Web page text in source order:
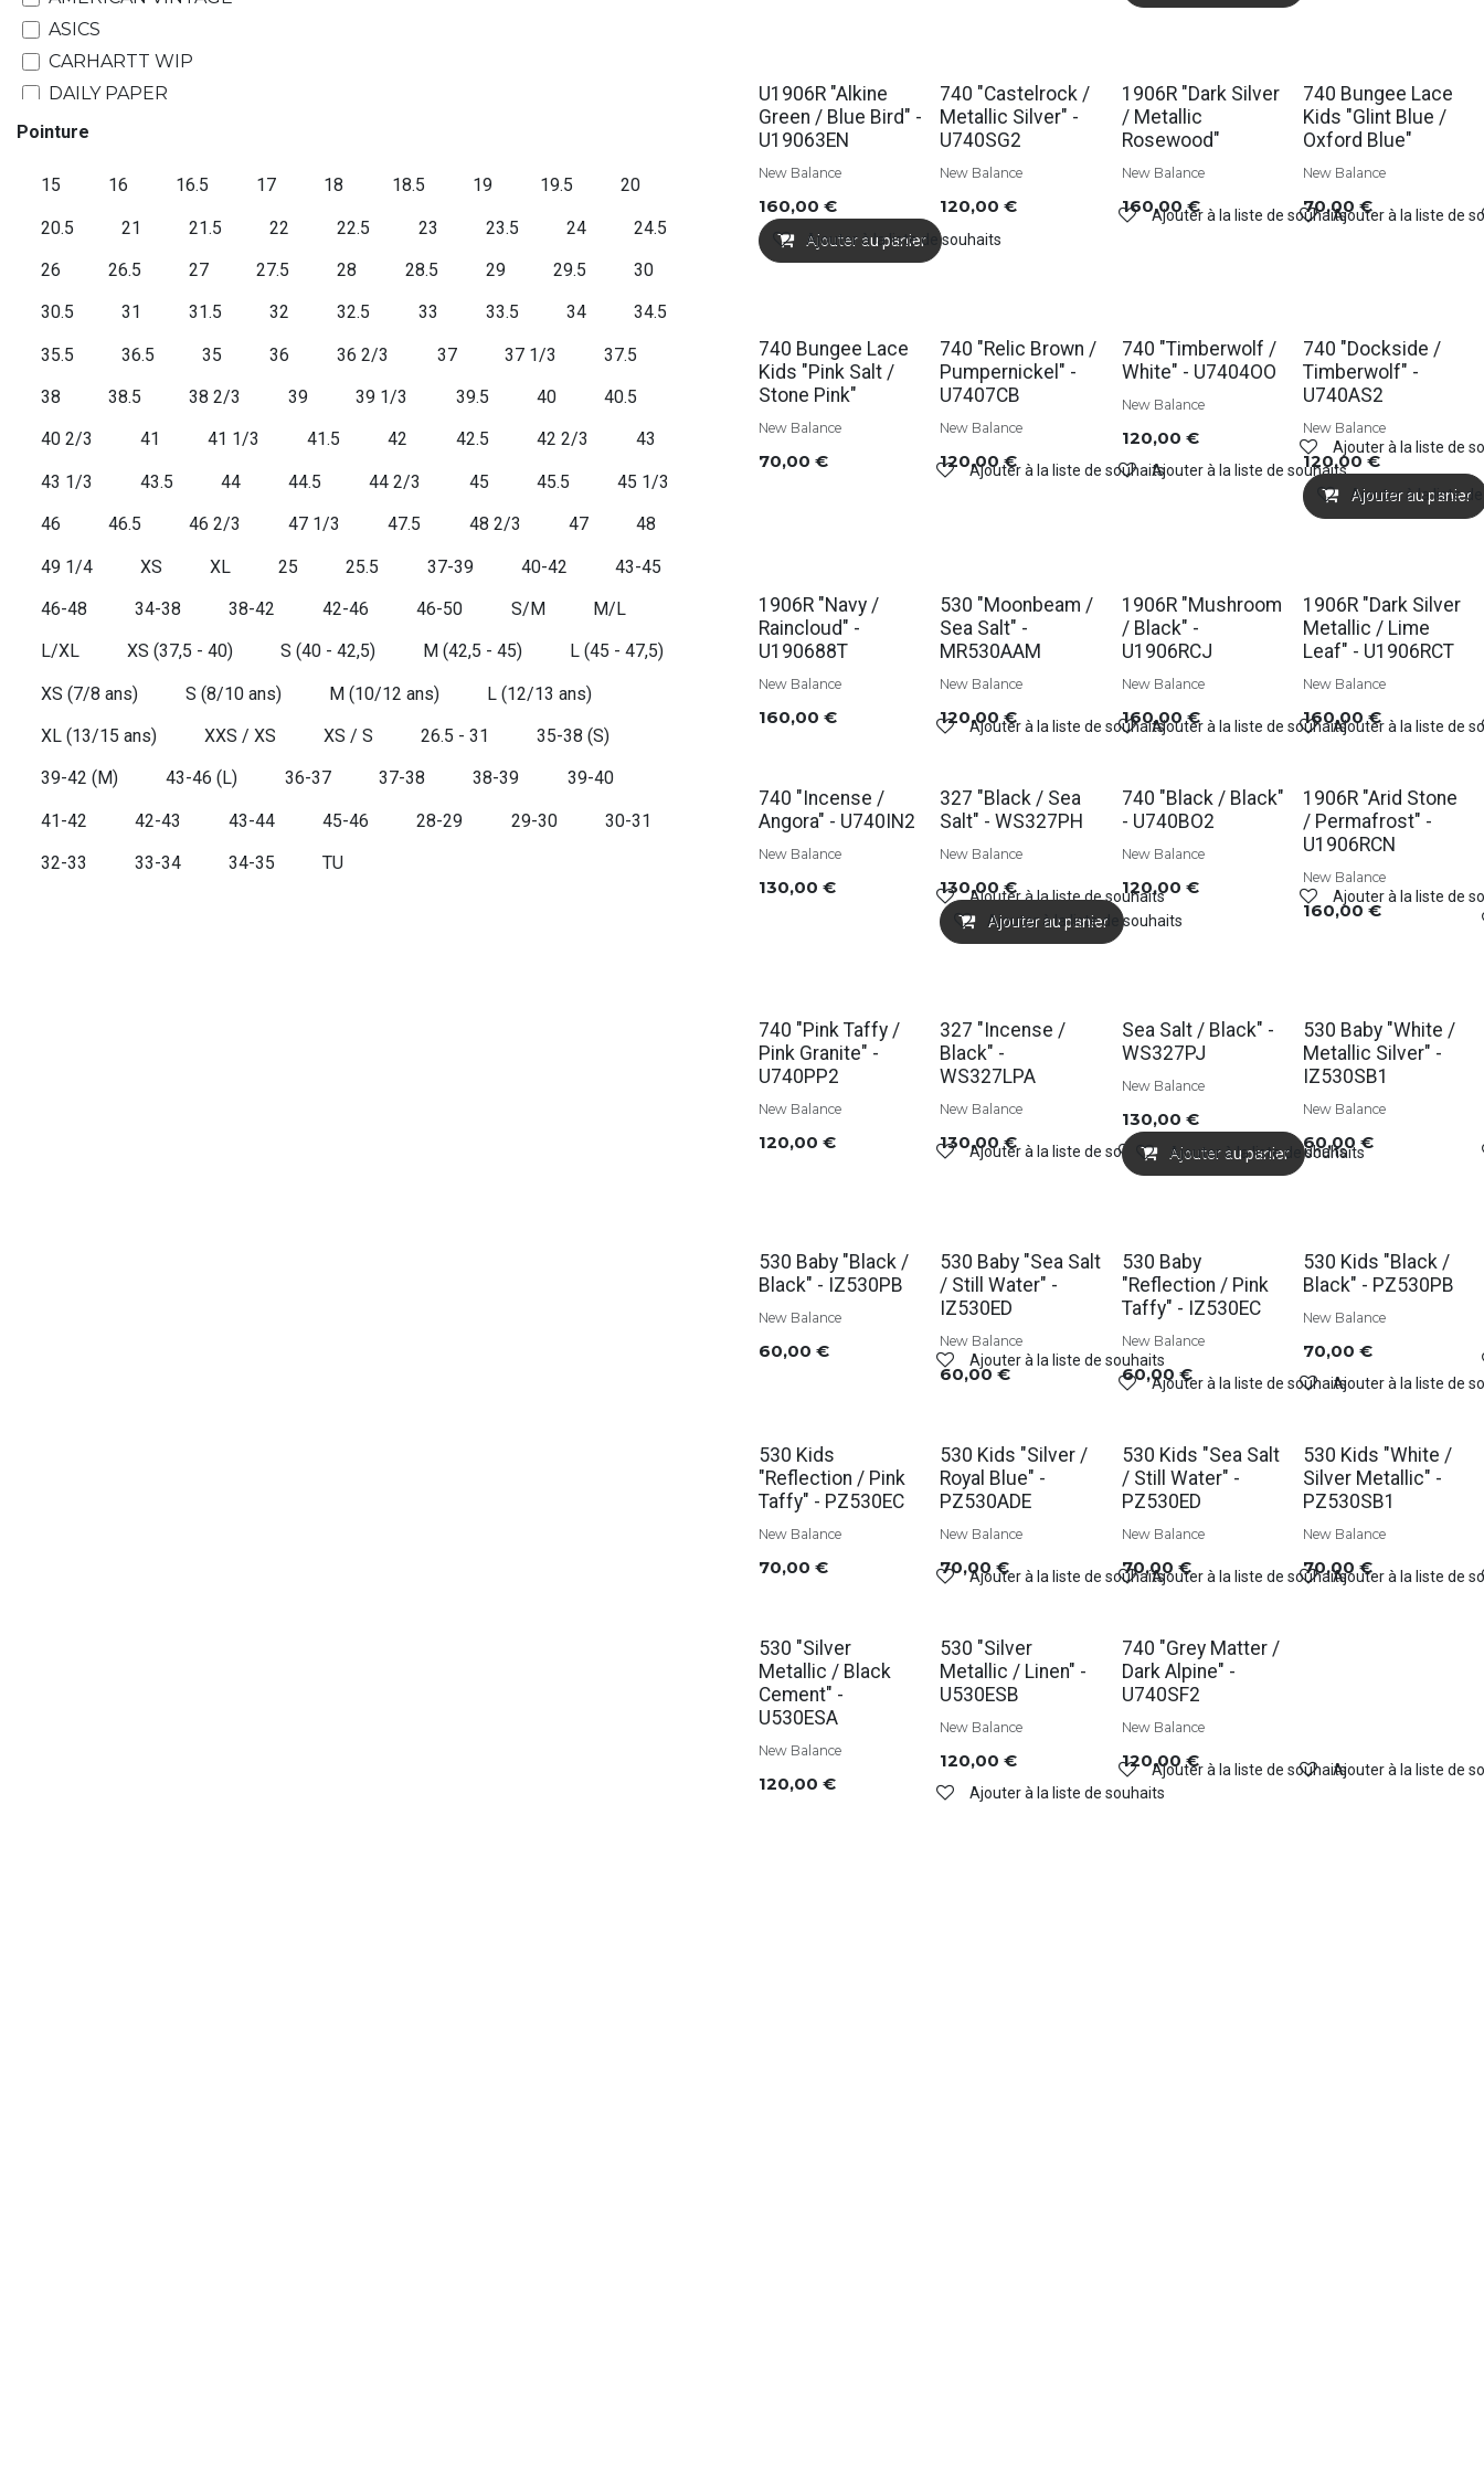
ASICS
CARHARTT WIP
DAILY PAPER
GRAMICCI
VON DUTCH
ON VACATION
TIMBERLAND
NEW ERA
PUMA
DIADORA
STAPLE
Pointure
15 16 16.5 17 18 18.5 19 19.5 20
20.5 21 21.5 22 22.5 23 23.5 24 24.5
26 26.5 27 27.5 28 28.5 29 29.5 30
30.5 31 31.5 32 32.5 33 33.5 34 34.5
35.5 36.5 35 36 36 2/3 37 37 1/3 37.5
38 38.5 38 2/3 39 39 1/3 39.5 40 40.5
40 2/3 41 41 1/3 41.5 42 42.5 42 2/3 43
43 1/3 43.5 44 44.5 44 2/3 45 45.5 45 1/3
46 46.5 46 2/3 47 1/3 47.5 48 2/3 47 48
49 1/4 XS XL 25 25.5 37-39 40-42 43-45
46-48 34-38 38-42 42-46 46-50 S/M M/L
L/XL XS (37,5 - 40) S (40 - 42,5) M (42,5 - 45) L (45 - 47,5)
XS (7/8 ans) S (8/10 ans) M (10/12 ans) L (12/13 ans)
XL (13/15 ans) XXS / XS XS / S 26.5 - 31 35-38 (S)
39-42 (M) 43-46 (L) 36-37 37-38 38-39 39-40
41-42 42-43 43-44 45-46 28-29 29-30 30-31
32-33 33-34 34-35 TU
Soldes
U1906R "Alkine
Green / Blue Bird" -
U19063EN
New Balance
160,00 €
Ajouter au panier
Ajouter à la liste de souhaits
Soldes
740 "Castelrock /
Metallic Silver" -
U740SG2
New Balance
120,00 € Ajouter à la liste de souhaits
Soldes
1906R "Dark Silver
/ Metallic
Rosewood"
New Balance
160,00€ Ajouter à la liste de
740 Bungee Lace
Kids "Glint Blue /
Oxford Blue"
New Balance
70,00 €
740 Bungee Lace
Kids "Pink Salt /
Stone Pink"
New Balance
70,00 € Ajouter à la liste de souhaits
Soldes
740 "Relic Brown /
Pumpernickel" -
U7407CB
New Balance
120,00 € Ajouter à la liste de souhaits
Soldes
740 "Timberwolf /
White" - U7404OO
New Balance
120,00 € Ajouter à la liste de
740 "Dockside /
Timberwolf" -
U740AS2
New Balance
120,00 €
Ajouter au panier
Ajouter à la liste
Soldes
1906R "Navy /
Raincloud" -
U190688T
New Balance
160,00 € Ajouter à la liste de souhaits
530 "Moonbeam /
Sea Salt" -
MR530AAM
New Balance
120,00 € Ajouter à la liste de souhaits
Soldes
1906R "Mushroom
/ Black" -
U1906RCJ
New Balance
160,00€ Ajouter à la liste de
Soldes
1906R "Dark Silver
Metallic / Lime
Leaf" - U1906RCT
New Balance
160,00€
740 "Incense /
Angora" - U740IN2
New Balance
130,00 € Ajouter à la liste de souhaits
Soldes
327 "Black / Sea
Salt" - WS327PH
New Balance
130,00 €
Ajouter au panier
Ajouter à la liste de souhaits
Soldes
740 "Black / Black"
- U740BO2
New Balance
120,00 € Ajouter à la liste de
1906R "Arid Stone
/ Permafrost" -
U1906RCN
New Balance
160,00 €
740 "Pink Taffy /
Pink Granite" -
U740PP2
New Balance
120,00 € Ajouter à la liste de souhaits
327 "Incense /
Black" -
WS327LPA
New Balance
130,00 € Ajouter à la liste de souhaits
Soldes
Sea Salt / Black" -
WS327PJ
New Balance
130,00 €
Ajouter au panier
Ajouter à la liste de souhaits
530 Baby "White /
Metallic Silver" -
IZ530SB1
New Balance
60,00 €
530 Baby "Black /
Black" - IZ530PB
New Balance
60,00 € Ajouter à la liste de souhaits
530 Baby "Sea Salt
/ Still Water" -
IZ530ED
New Balance
60,00 € Ajouter à la liste de souhaits
530 Baby
"Reflection / Pink
Taffy" - IZ530EC
New Balance
60,00 € Ajouter à la liste de
530 Kids "Black /
Black" - PZ530PB
New Balance
70,00 €
530 Kids
"Reflection / Pink
Taffy" - PZ530EC
New Balance
70,00 € Ajouter à la liste de souhaits
530 Kids "Silver /
Royal Blue" -
PZ530ADE
New Balance
70,00 € Ajouter à la liste de souhaits
530 Kids "Sea Salt
/ Still Water" -
PZ530ED
New Balance
70,00 € Ajouter à la liste de
530 Kids "White /
Silver Metallic" -
PZ530SB1
New Balance
70,00 €
530 "Silver
Metallic / Black
Cement" -
U530ESA
New Balance
120,00 € Ajouter à la liste de souhaits
530 "Silver
Metallic / Linen" -
U530ESB
New Balance
120,00 € Ajouter à la liste de souhaits
740 "Grey Matter /
Dark Alpine" -
U740SF2
New Balance
120,00 € Ajouter à la liste de